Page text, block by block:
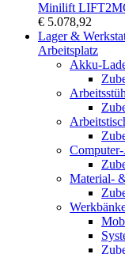
Minilift
€ 5.078,92
Lager &
Arbeitsplatz
Akku-
Material-